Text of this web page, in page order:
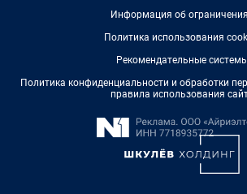
Информация об
Политика использования
Рекомендательные
Политика конфиденциальности и обработки
правила использования